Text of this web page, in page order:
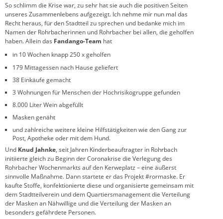
So schlimm die Krise war, zu sehr hat sie auch die positiven Seiten
unseres Zusammenlebens aufgezeigt. Ich nehme mir nun mal das
Recht heraus, für den Stadtteil zu sprechen und bedanke mich im
Namen der Rohrbacherinnen und Rohrbacher bei allen, die geholfen
haben. Allein das Fandango-Team hat
in 10 Wochen knapp 250 x geholfen
179 Mittagessen nach Hause geliefert
38 Einkäufe gemacht
3 Wohnungen für Menschen der Hochrisikogruppe gefunden
8.000 Liter Wein abgefüllt
Masken genäht
und zahlreiche weitere kleine Hilfstätigkeiten wie den Gang zur
Post, Apotheke oder mit dem Hund.
Und Knud Jahnke, seit Jahren Kinderbeauftragter in Rohrbach
initiierte gleich zu Beginn der Coronakrise die Verlegung des
Rohrbacher Wochenmarkts auf den Kerweplatz – eine äußerst
sinnvolle Maßnahme. Dann startete er das Projekt #rormaske. Er
kaufte Stoffe, konfektionierte diese und organisierte gemeinsam mit
dem Stadtteilverein und dem Quartiersmanagement die Verteilung
der Masken an Nähwillige und die Verteilung der Masken an
besonders gefährdete Personen.